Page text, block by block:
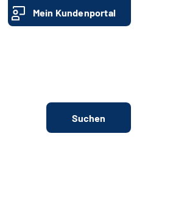
Mein Kundenportal
Suchen